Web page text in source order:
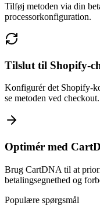
Tilføj metoden via din
processorkonfiguration.
Tilslut til Shopify-
Konfigurér det Shopify-
se metoden ved checkout.
Optimér med
Brug CartDNA til at
betalingsegnethed og
Populære spørgsmål